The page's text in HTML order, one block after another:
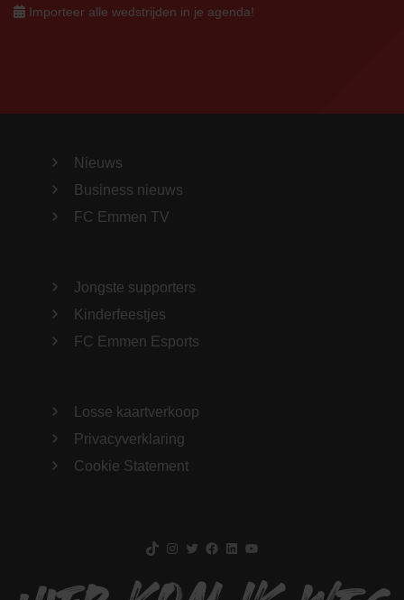
Importeer alle wedstrijden in je agenda!
Nieuws
Business nieuws
FC Emmen TV
Jongste supporters
Kinderfeestjes
FC Emmen Esports
Losse kaartverkoop
Privacyverklaring
Cookie Statement